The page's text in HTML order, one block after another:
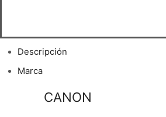
Descripción
Marca
CANON